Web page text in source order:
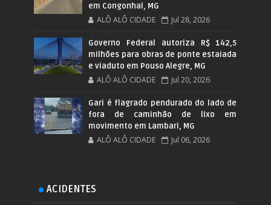
em Congonhal, MG
ALÔ ALÔ CIDADE Jul 28, 2026
Governo Federal autoriza R$ 142,5
milhões para obras de ponte estaiada
e viaduto em Pouso Alegre, MG
ALÔ ALÔ CIDADE Jul 20, 2026
Gari é flagrado pendurado do lado de
fora de caminhão de lixo em
movimento em Lambari, MG
ALÔ ALÔ CIDADE Jul 06, 2026
ACIDENTES